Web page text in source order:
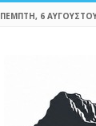
ΠΈΜΠΤΗ, 6